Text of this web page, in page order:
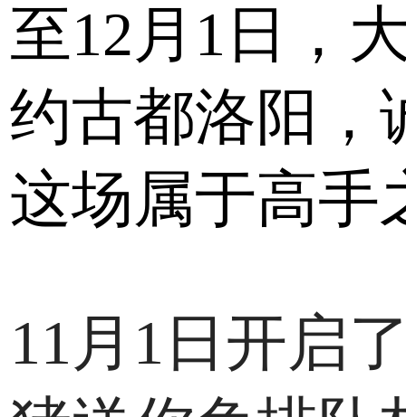
至12月1日，
约古都洛阳，
这场属于高手
11月1日开启